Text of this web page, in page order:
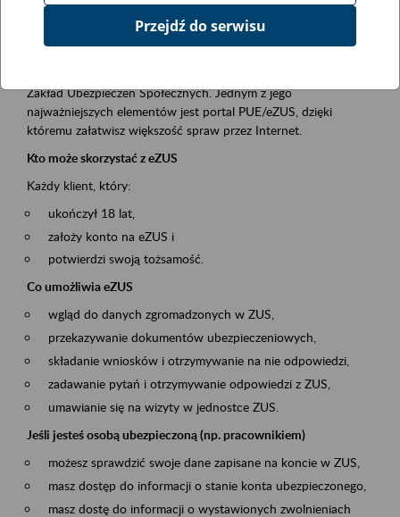
Event description
Platforma Usług Elektronicznych ZUS eZUS
Zakład Ubezpieczeń Społecznych. Jednym z jego
najważniejszych elementów jest portal PUE/eZUS, dzięki
któremu załatwisz większość spraw przez Internet.
Kto może skorzystać z eZUS
Każdy klient, który:
ukończył 18 lat,
założy konto na eZUS i
potwierdzi swoją tożsamość.
Co umożliwia eZUS
wgląd do danych zgromadzonych w ZUS,
przekazywanie dokumentów ubezpieczeniowych,
składanie wniosków i otrzymywanie na nie odpowiedzi,
zadawanie pytań i otrzymywanie odpowiedzi z ZUS,
umawianie się na wizyty w jednostce ZUS.
Jeśli jesteś osobą ubezpieczoną (np. pracownikiem)
możesz sprawdzić swoje dane zapisane na koncie w ZUS,
masz dostęp do informacji o stanie konta ubezpieczonego,
masz dostę do informacji o wystawionych zwolnieniach
Przejdź do serwisu